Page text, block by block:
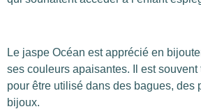
Le jaspe Océan est apprécié en
ses couleurs apaisantes. Il est
pour être utilisé dans des bagues, des
bijoux.